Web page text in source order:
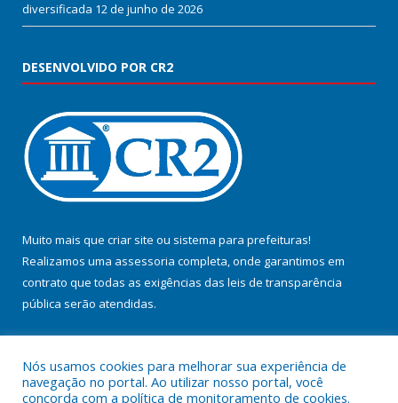
diversificada 12 de junho de 2026
DESENVOLVIDO POR CR2
Muito mais que criar site ou sistema para prefeituras!
Realizamos uma assessoria completa, onde garantimos em
contrato que todas as exigências das leis de transparência
pública serão atendidas.
Nós usamos cookies para melhorar sua experiência de
navegação no portal. Ao utilizar nosso portal, você
concorda com a política de monitoramento de cookies.